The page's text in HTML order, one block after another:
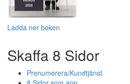
Ladda ner boken
Skaffa 8 Sidor
Prenumerera/Kundtjänst